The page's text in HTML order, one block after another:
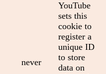
never
YouTube
sets this
cookie to
register a
unique ID
to store
data on